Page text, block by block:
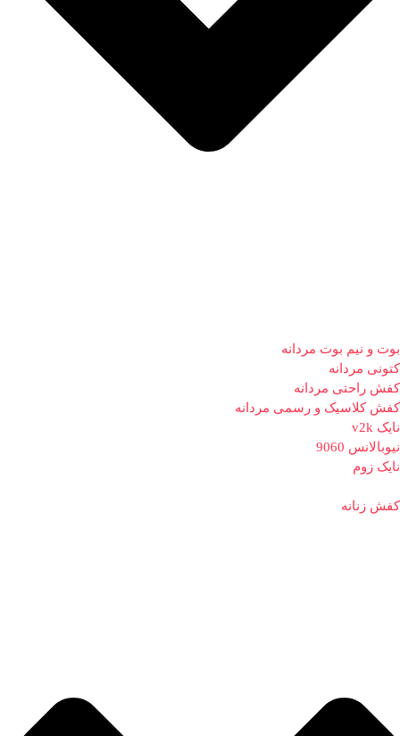
بوت و نیم بوت مردانه
کتونی مردانه
کفش راحتی مردانه
کفش کلاسیک و رسمی مردانه
نایک v2k
نیوبالانس 9060
نایک زوم
کفش زنانه